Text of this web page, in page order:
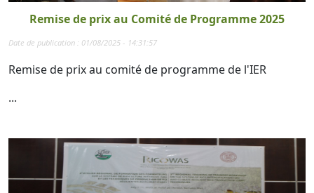
Remise de prix au Comité de Programme 2025
Date de publication : 01/08/2025 - 14:31:57
Remise de prix au comité de programme de l'IER
...